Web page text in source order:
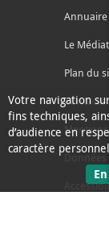
Votre navigation
fins techniques,
d’audience en
caractère personnel.
Annuaire
Le
Plan du